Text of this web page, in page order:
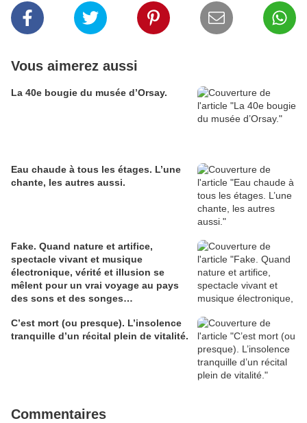
Vous aimerez aussi
La 40e bougie du musée d’Orsay.
Eau chaude à tous les étages. L’une
chante, les autres aussi.
Fake. Quand nature et artifice,
spectacle vivant et musique
électronique, vérité et illusion se
mêlent pour un vrai voyage au pays
des sons et des songes…
C’est mort (ou presque). L’insolence
tranquille d’un récital plein de vitalité.
Commentaires